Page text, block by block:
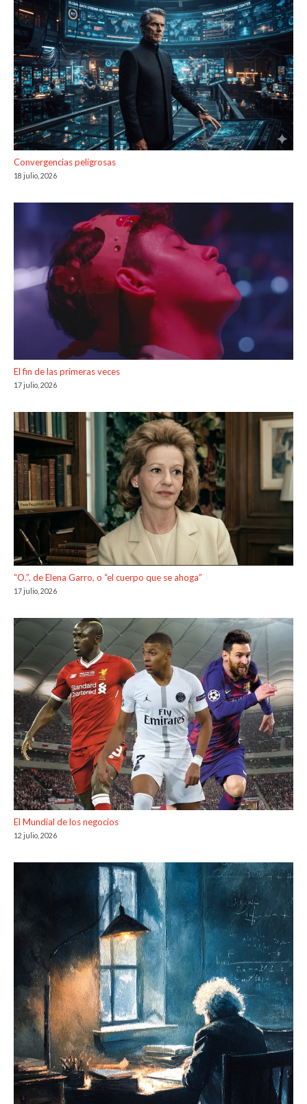
Convergencias peligrosas
18 julio, 2026
El fin de las primeras veces
17 julio, 2026
“O.”, de Elena Garro, o “el cuerpo que se ahoga”
17 julio, 2026
El Mundial de los negocios
12 julio, 2026